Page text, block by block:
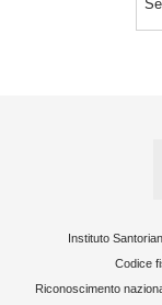
Instituto
Codice
Riconoscimento